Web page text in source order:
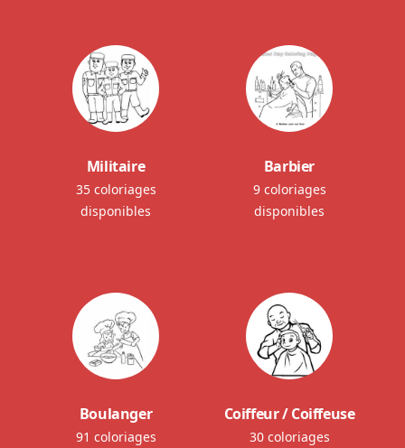
Militaire
35 coloriages
disponibles
Barbier
9 coloriages
disponibles
Boulanger
91 coloriages
Coiffeur / Coiffeuse
30 coloriages